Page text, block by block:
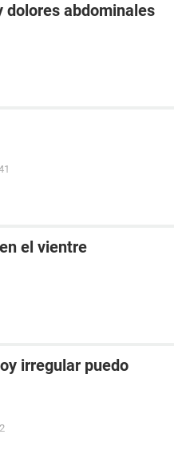
dolores abdominales
el vientre
irregular puedo